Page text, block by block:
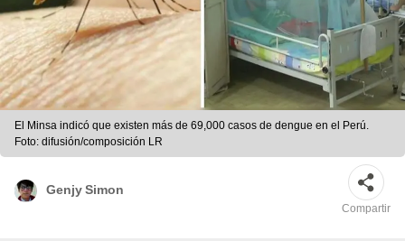
El Minsa indicó que existen más de 69,000 casos de dengue en el Perú.
Foto: difusión/composición LR
Genjy Simon
Compartir